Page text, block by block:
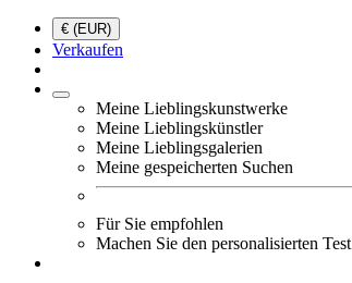
€ (EUR)
Verkaufen
Meine Lieblingskunstwerke
Meine Lieblingskünstler
Meine Lieblingsgalerien
Meine gespeicherten Suchen
Für Sie empfohlen
Machen Sie den personalisierten Test